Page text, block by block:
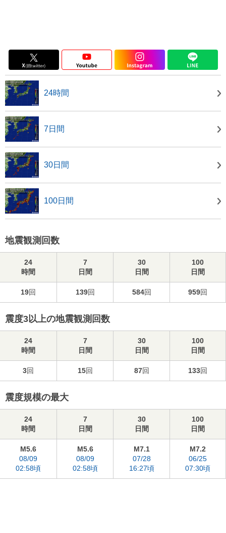
24時間
7日間
30日間
100日間
地震観測回数
24
時間
7
日間
30
日間
100
日間
19回 139回 584回 959回
震度3以上の地震観測回数
24
時間
7
日間
30
日間
100
日間
3回 15回 87回 133回
震度規模の最大
24
時間
7
日間
30
日間
100
日間
M5.6
08/09
02:58頃
M5.6
08/09
02:58頃
M7.1
07/28
16:27頃
M7.2
06/25
07:30頃